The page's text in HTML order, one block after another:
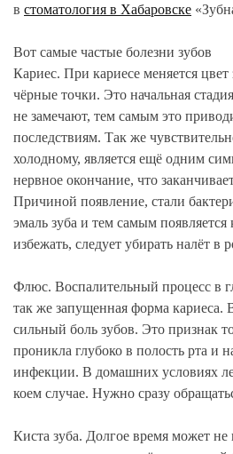
в стоматология в Хабаровске
Вот самые частые болезни зубов
Кариес. При кариесе меняется цвет
чёрные точки. Это начальная
не замечают, тем самым это
последствиям. Так же
холодному, является ещё одним
нервное окончание, что
Причиной появление, стали
эмаль зуба и тем самым появляется
избежать, следует убирать налёт в
Флюс. Воспалительный процесс в
так же запущенная форма кариеса.
сильный боль зубов. Это признак
проникла глубоко в полость рта и
инфекции. В домашних условиях
коем случае. Нужно сразу
Киста зуба. Долгое время может не